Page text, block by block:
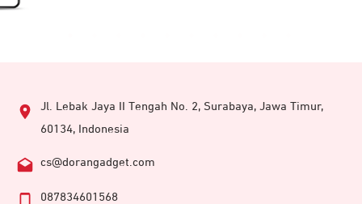
Jl. Lebak Jaya II Tengah No. 2, Surabaya, Jawa Timur,
60134, Indonesia
cs@dorangadget.com
087834601568